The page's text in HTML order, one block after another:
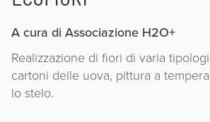
A cura di Associazione H2O+
Realizzazione di fiori di varia
cartoni delle uova, pittura a
lo stelo.